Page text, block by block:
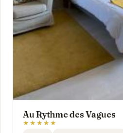
Au Rythme des Vagues
★★★★★